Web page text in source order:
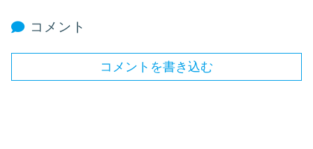
コメント
コメントを書き込む